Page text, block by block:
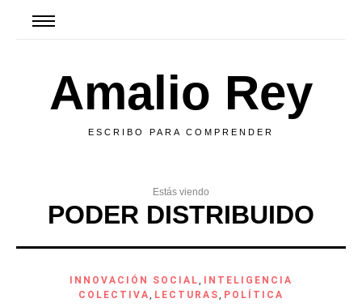
Amalio Rey
ESCRIBO PARA COMPRENDER
Estás viendo
PODER DISTRIBUIDO
INNOVACIÓN SOCIAL,
INTELIGENCIA
COLECTIVA, LECTURAS, POLÍTICA